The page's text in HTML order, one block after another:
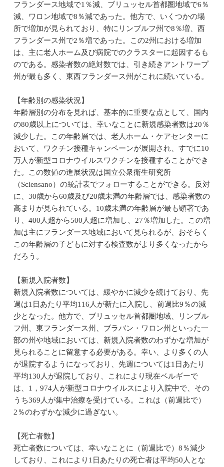
フランダース地域で1％減、ブリュッセル首都圏地域で6％
減、ワロン地域で8％減であった。他方で、いくつかの場
所で増加が見られており、特にリンブルフ州で8％増、西
フランダース州で2％増であった。この2州における増加
は、主に老人ホーム及び病院でのクラスターに起因するも
のである。感染者数の絶対数では、引き続きアントワープ
州が最も多く、東西フランダース州がこれに続いている。
【年齢別の感染状況】
年齢層別の分布を見れば、基本的に重要な点として、国内
の80歳以上については、幸いなことに新規感染者数は20％
減少した。この年齢層では、老人ホーム・ケアセンターに
おいて、ワクチン接種キャンペーンが展開され、すでに10
万人が新型コロナウイルスワクチンを接種することができ
た。この数値の進展状況は国立公衆衛生研究所
（Sciensano）の統計表でフォローすることができる。反対
に、30歳から60歳及び20歳未満の年齢層では、感染者数の
高まりが見られている。10歳未満の年齢層が最も顕著であ
り、400人超から500人超に増加し、27％増加した。この増
加は主にフランダース地域において見られるが、おそらく
この年齢層の子どもに対する検査数がより多くなったから
だろう。
【新規入院者数】
新規入院者数については、緩やかに減少を続けており、先
週は1日あたり平均116人が新たに入院し、前週比9％の減
少となった。他方で、ブリュッセル首都圏地域、リンブル
フ州、東フランダース州、ブラバン・ワロン州といった一
部の州や地域においては、新規入院者数のわずかな増加が
見られることに留意する必要がある。幸い、より多くの人
が退院するようになっており、先週については1日あたり
平均130人が退院しており、これにより現在ベルギーで
は、1，974人が新型コロナウイルスにより入院中で、その
うち369人が集中治療を受けている。これは（前週比で）
2％のわずかな減少に過ぎない。
【死亡者数】
死亡者数については、幸いなことに（前週比で）8％減少
しており、これにより1日あたりの死亡者は平均50人とな